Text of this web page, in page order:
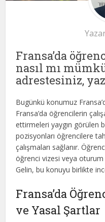
Fransa’da
nasıl mı
adrestesiniz,
Bugünkü konumuz
Fransa’da öğrencilerin
ettirmeleri yaygın görülen
pozisyonları öğrencilere
çalışmaları sağlanır.
öğrenci vizesi veya oturum
Gelin, bu konuyu birlikte
Fransa’da
ve Yasal Şartlar